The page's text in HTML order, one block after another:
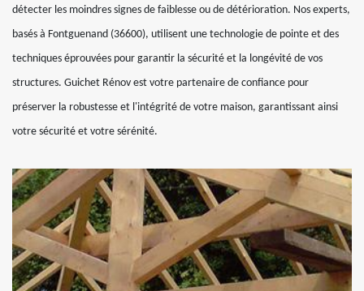
détecter les moindres signes de faiblesse ou de détérioration. Nos experts,
basés à Fontguenand (36600), utilisent une technologie de pointe et des
techniques éprouvées pour garantir la sécurité et la longévité de vos
structures. Guichet Rénov est votre partenaire de confiance pour
préserver la robustesse et l'intégrité de votre maison, garantissant ainsi
votre sécurité et votre sérénité.